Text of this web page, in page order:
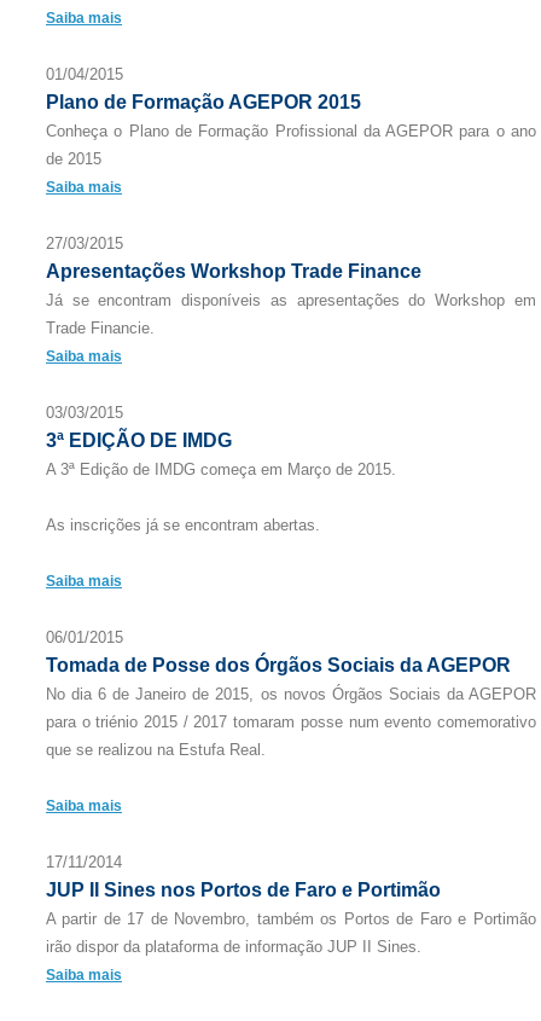
Saiba mais
01/04/2015
Plano de Formação AGEPOR 2015
Conheça o Plano de Formação Profissional da AGEPOR para o ano
de 2015
Saiba mais
27/03/2015
Apresentações Workshop Trade Finance
Já se encontram disponíveis as apresentações do Workshop em
Trade Financie.
Saiba mais
03/03/2015
3ª EDIÇÃO DE IMDG
A 3ª Edição de IMDG começa em Março de 2015.
As inscrições já se encontram abertas.
Saiba mais
06/01/2015
Tomada de Posse dos Órgãos Sociais da AGEPOR
No dia 6 de Janeiro de 2015, os novos Órgãos Sociais da AGEPOR
para o triénio 2015 / 2017 tomaram posse num evento comemorativo
que se realizou na Estufa Real.
Saiba mais
17/11/2014
JUP II Sines nos Portos de Faro e Portimão
A partir de 17 de Novembro, também os Portos de Faro e Portimão
irão dispor da plataforma de informação JUP II Sines.
Saiba mais